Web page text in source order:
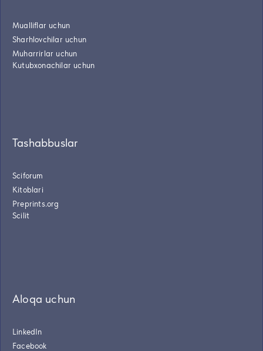
Mualliflar uchun
Sharhlovchilar uchun
Muharrirlar uchun
Kutubxonachilar uchun
Tashabbuslar
Sciforum
Kitoblari
Preprints.org
Scilit
Aloqa uchun
LinkedIn
Facebook